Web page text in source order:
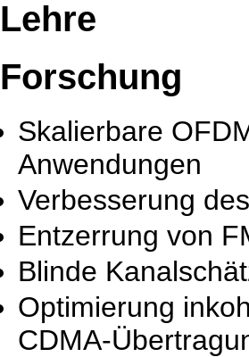
Lehre
Forschung
Skalierbare
Anwendungen
Verbesserung
Entzerrung von
Blinde
Optimierung
CDMA-